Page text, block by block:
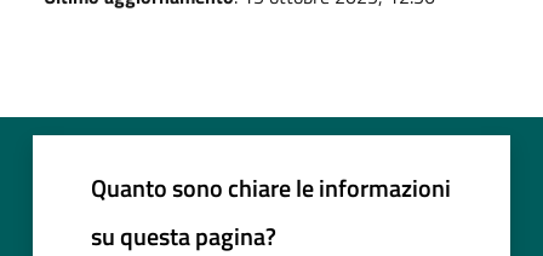
Quanto sono chiare le informazioni
su questa pagina?